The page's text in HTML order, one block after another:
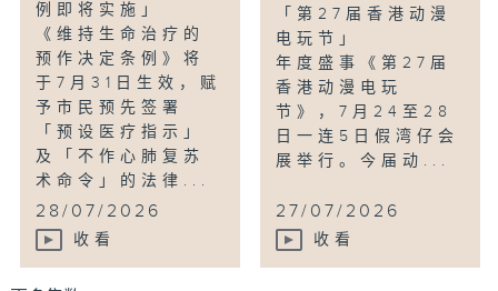
例即将实施」
《维持生命治疗的
预作决定条例》将
于7月31日生效，赋
予市民预先签署
「预设医疗指示」
及「不作心肺复苏
术命令」的法律...
28/07/2026
收看
「第27届香港动漫
电玩节」
年度盛事《第27届
香港动漫电玩
节》，7月24至28
日一连5日假湾仔会
展举行。今届动...
27/07/2026
收看